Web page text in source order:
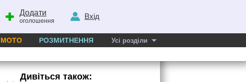
Додати
оголошення
Вхід
МОТО РОЗМИТНЕННЯ Усі розділи
Дивіться також: